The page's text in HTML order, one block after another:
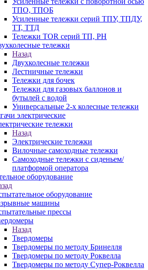
ТПО, ТПОБ
Усиленные тележки серий ТПУ, ТПДУ,
ТТ, ТТД
Тележки TOR серий ТП, PH
тележки
Назад
Двухколесные тележки
Лестничные тележки
Тележки для бочек
Тележки для газовых баллонов и
бутылей с водой
Универсальные 2-х колесные тележки
электрические
тележки
Назад
Электрические тележки
Вилочные самоходные тележки
Самоходные тележки с сиденьем/
платформой оператора
оборудование
оборудование
машины
прессы
Назад
Твердомеры
Твердомеры по методу Бринелля
Твердомеры по методу Роквелла
Твердомеры по методу Супер-Роквелла